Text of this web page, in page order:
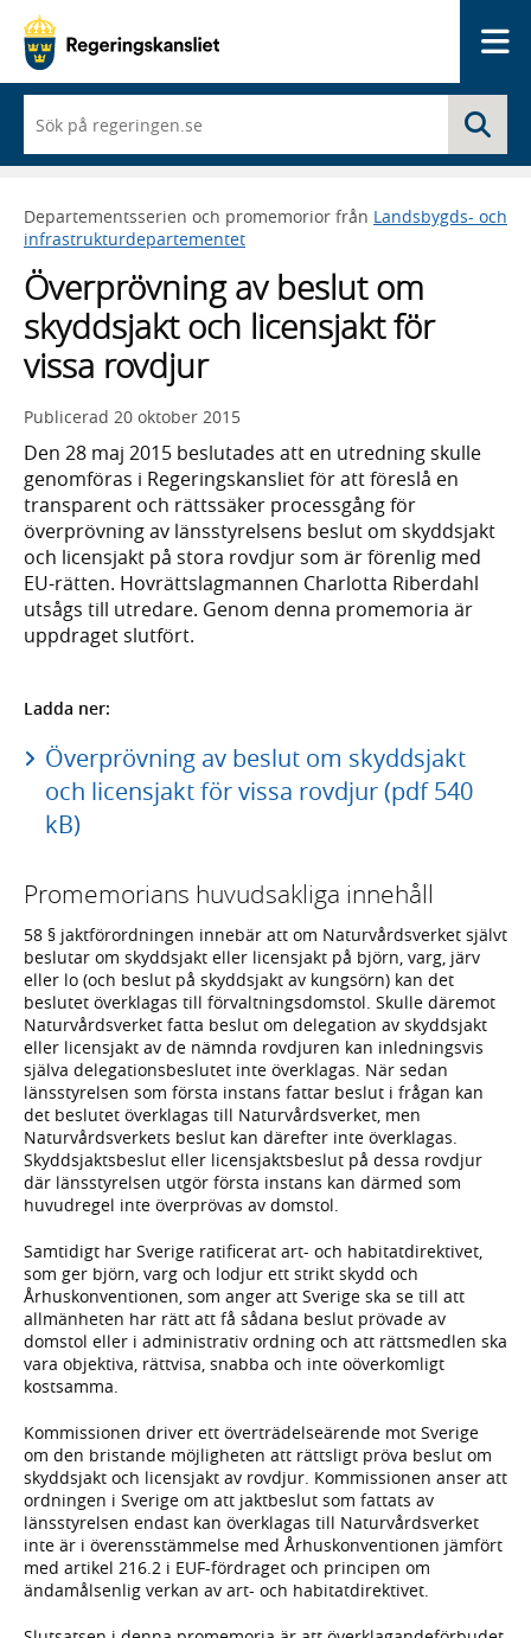
du
börjar
skriva
framträder
en
med
sökförslag
Departementsserien och promemorior från Landsbygds- och
infrastrukturdepartementet
Överprövning av beslut om
skyddsjakt och licensjakt för
vissa rovdjur
Publicerad 20 oktober 2015
Den 28 maj 2015 beslutades att en utredning skulle
genomföras i Regeringskansliet för att föreslå en
transparent och rättssäker processgång för
överprövning av länsstyrelsens beslut om skyddsjakt
och licensjakt på stora rovdjur som är förenlig med
EU-rätten. Hovrättslagmannen Charlotta Riberdahl
utsågs till utredare. Genom denna promemoria är
uppdraget slutfört.
Ladda ner:
Överprövning av beslut om skyddsjakt
och licensjakt för vissa rovdjur (pdf 540
kB)
Promemorians huvudsakliga innehåll
58 § jaktförordningen innebär att om Naturvårdsverket självt
beslutar om skyddsjakt eller licensjakt på björn, varg, järv
eller lo (och beslut på skyddsjakt av kungsörn) kan det
beslutet överklagas till förvaltningsdomstol. Skulle däremot
Naturvårdsverket fatta beslut om delegation av skyddsjakt
eller licensjakt av de nämnda rovdjuren kan inledningsvis
själva delegationsbeslutet inte överklagas. När sedan
länsstyrelsen som första instans fattar beslut i frågan kan
det beslutet överklagas till Naturvårdsverket, men
Naturvårdsverkets beslut kan därefter inte överklagas.
Skyddsjaktsbeslut eller licensjaktsbeslut på dessa rovdjur
där länsstyrelsen utgör första instans kan därmed som
huvudregel inte överprövas av domstol.
Samtidigt har Sverige ratificerat art- och habitatdirektivet,
som ger björn, varg och lodjur ett strikt skydd och
Århuskonventionen, som anger att Sverige ska se till att
allmänheten har rätt att få sådana beslut prövade av
domstol eller i administrativ ordning och att rättsmedlen ska
vara objektiva, rättvisa, snabba och inte oöverkomligt
kostsamma.
Kommissionen driver ett överträdelseärende mot Sverige
om den bristande möjligheten att rättsligt pröva beslut om
skyddsjakt och licensjakt av rovdjur. Kommissionen anser att
ordningen i Sverige om att jaktbeslut som fattats av
länsstyrelsen endast kan överklagas till Naturvårdsverket
inte är i överensstämmelse med Århuskonventionen jämfört
med artikel 216.2 i EUF-fördraget och principen om
ändamålsenlig verkan av art- och habitatdirektivet.